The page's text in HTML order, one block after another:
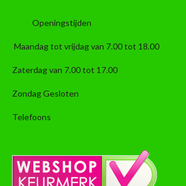
Openingstijden
Maandag tot vrijdag van 7.00 tot 18.00
Zaterdag van 7.00 tot 17.00
Zondag Gesloten
Telefoons